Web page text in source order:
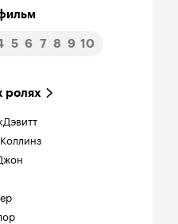
5 6 7 8 9 10
ролях